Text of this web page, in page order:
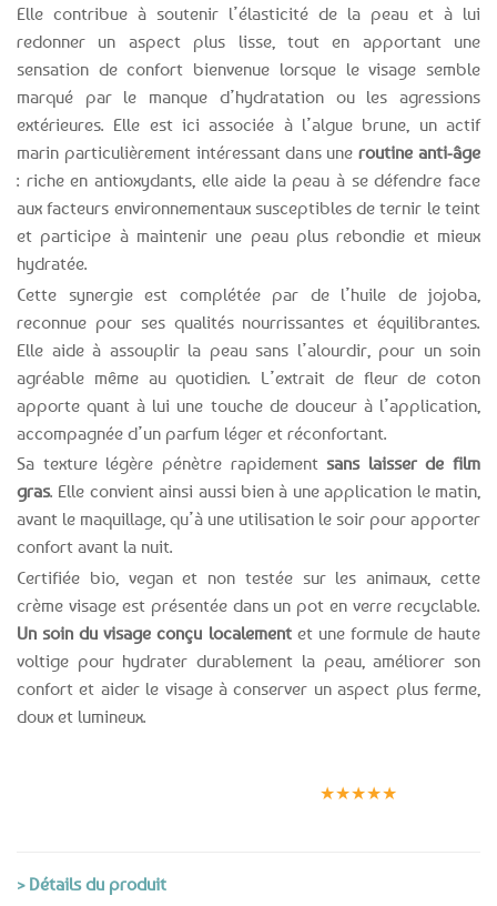
Elle contribue à soutenir l’élasticité de la peau et à lui
redonner un aspect plus lisse, tout en apportant une
sensation de confort bienvenue lorsque le visage semble
marqué par le manque d’hydratation ou les agressions
extérieures. Elle est ici associée à l’algue brune, un actif
marin particulièrement intéressant dans uneroutine anti-âge
: riche en antioxydants, elle aide la peau à se défendre face
aux facteurs environnementaux susceptibles de ternir le teint
et participe à maintenir une peau plus rebondie et mieux
hydratée.
Cette synergie est complétée par de l’huile de jojoba,
reconnue pour ses qualités nourrissantes et équilibrantes.
Elle aide à assouplir la peau sans l’alourdir, pour un soin
agréable même au quotidien. L’extrait de fleur de coton
apporte quant à lui une touche de douceur à l’application,
accompagnée d’un parfum léger et réconfortant.
Sa texture légère pénètre rapidement sans laisser de film
gras. Elle convient ainsi aussi bien à une application le matin,
avant le maquillage, qu’à une utilisation le soir pour apporter
confort avant la nuit.
Certifiée bio, vegan et non testée sur les animaux, cette
crème visage est présentée dans un pot en verre recyclable.
Un soin du visage conçu localementet une formule de haute
voltige pour hydrater durablement la peau, améliorer son
confort et aider le visage à conserver un aspect plus ferme,
doux et lumineux.
★★★★★
> Détails du produit